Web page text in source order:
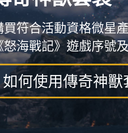
買符合活動資格微星
怒海戰記》遊戲序號
如何使用傳奇神獸